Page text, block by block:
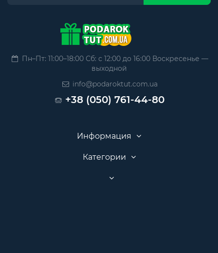
Пн–Пт: 11:00–18:00 Сб: с 12:00 до 16:00 Воскресенье —
выходной
info@podaroktut.com.ua
+38 (050) 761-44-80
Информация
Категории